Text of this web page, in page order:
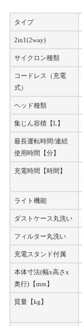
タイプ
2in1(2way)
サイクロン種類
コードレス（充電
式）
ヘッド種類
集じん容積【L】
最長運転時間/連続
使用時間【分】
充電時間【時間】
ライト機能
ダストケース丸洗い
フィルター丸洗い
充電スタンド付属
本体寸法(幅x高さx
奥行)【mm】
質量【kg】